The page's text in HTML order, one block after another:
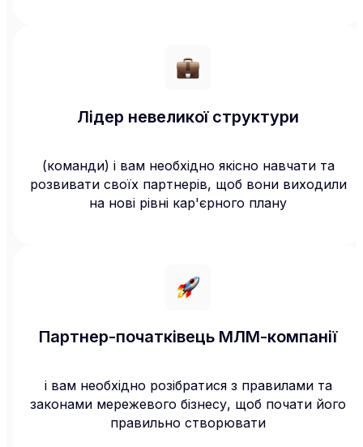
Лідер невеликої структури
(команди) і вам необхідно якісно навчати та
розвивати своїх партнерів, щоб вони виходили
на нові рівні кар'єрного плану
Партнер-початківець МЛМ-компанії
і вам необхідно розібратися з правилами та
законами мережевого бізнесу, щоб почати його
правильно створювати